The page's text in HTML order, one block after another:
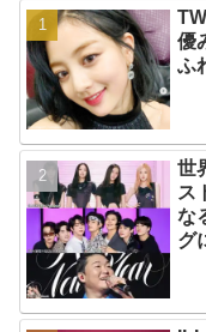
優
ふ
世
ス
な
グ